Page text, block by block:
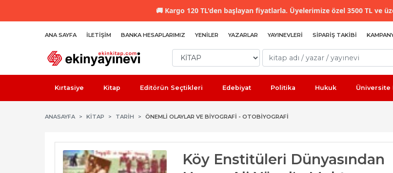
🚚 Kargo 120 TL'den başlayan fiyatlarla. Üyelerimize özel 3500 TL ve
ANA SAYFA İLETIŞIM BANKA HESAPLARIMIZ YENILER YAZARLAR YAYINEVLERI SIPARIŞ TAKIBI
Kırtasiye Kitap Editörün Seçtikleri Edebiyat Politika Hukuk Üniversite
ANASAYFA KİTAP TARIH ÖNEMLI OLAYLAR VE BIYOGRAFI - OTOBIYOGRAFI
Köy Enstitüleri Dünyasından